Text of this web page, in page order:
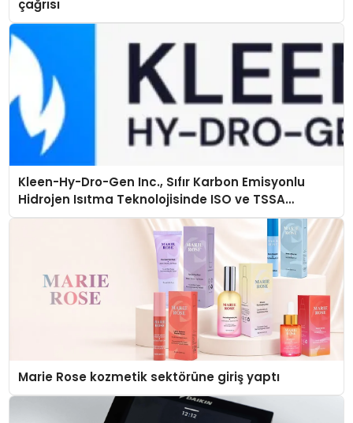
çağrısı
Kleen-Hy-Dro-Gen Inc., Sıfır Karbon Emisyonlu
Hidrojen Isıtma Teknolojisinde ISO ve TSSA
Düzenleyici Onaylarını Aldı
Marie Rose kozmetik sektörüne giriş yaptı